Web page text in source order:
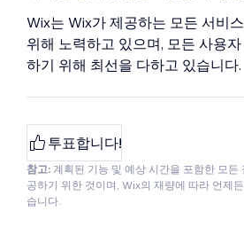
Wix는 Wix가 제공하는 모든 서비
위해 노력하고 있으며, 모든 사용
하기 위해 최선을 다하고 있습니다.
투표합니다!
참고: 계획된 기능 및 예상 시간을 포함한 모든
공하기 위한 것이며, Wix의 재량에 따라 언제
습니다.